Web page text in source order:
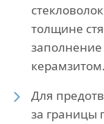
толщине
керамзитом.
Для
за границы